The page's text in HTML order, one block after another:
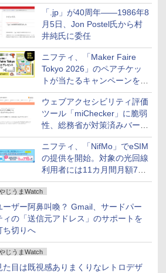
「.jp」が40周年――1986年8
月5日、Jon Postel氏から村
井純氏に委任
ニフティ、「Maker Faire
Tokyo 2026」のペアチケッ
トが当たるキャンペーンをX
で実施。8月16日まで
ウェブアクセシビリティ評価
ツール「miChecker」に脆弱
性、総務省が対策済みバージ
ョンへの更新を呼び掛け
ニフティ、「NifMo」でeSIM
の提供を開始。対象の光回線
利用者には11カ月間月額770
円割引のキャンペーン
じうまWatch
ーザー阿鼻叫喚？ Gmail、サードパー
ィの「送信元アドレス」のサポートを
ち切りへ
じうまWatch
た目は既視感ありまくりなレトロデザ